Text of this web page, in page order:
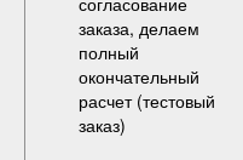
заказа, делаем
полный
окончательный
расчет (тестовый
заказ)